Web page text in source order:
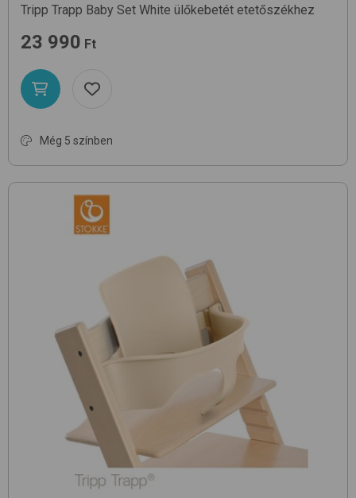
Tripp Trapp Baby Set White ülőkebetét etetőszékhez
23 990 Ft
Még 5 színben